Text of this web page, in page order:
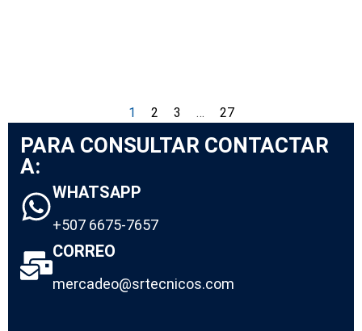
1 2 3 … 27
PARA CONSULTAR CONTACTAR
A:
WHATSAPP
+507 6675-7657
CORREO
mercadeo@srtecnicos.com